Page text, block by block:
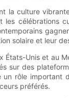
la culture
célébrations
solaire et leur
Unis et au
sur des
rôle
préférés.